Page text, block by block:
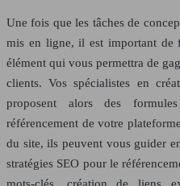
Une fois que les tâches de
mis en ligne, il est important de
élément qui vous permettra de
clients. Vos spécialistes en
proposent alors des
référencement de votre
du site, ils peuvent vous guider
stratégies SEO pour le
mots-clés, création de liens